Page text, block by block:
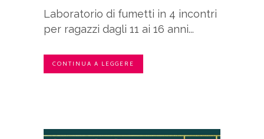
Laboratorio di fumetti in 4 incontri
per ragazzi dagli 11 ai 16 anni...
CONTINUA A LEGGERE